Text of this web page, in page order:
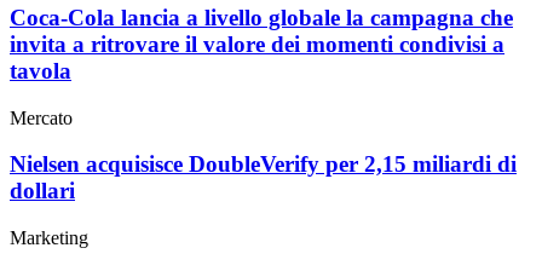
Coca-Cola lancia a livello globale la campagna che
invita a ritrovare il valore dei momenti condivisi a
tavola
Mercato
Nielsen acquisisce DoubleVerify per 2,15 miliardi di
dollari
Marketing